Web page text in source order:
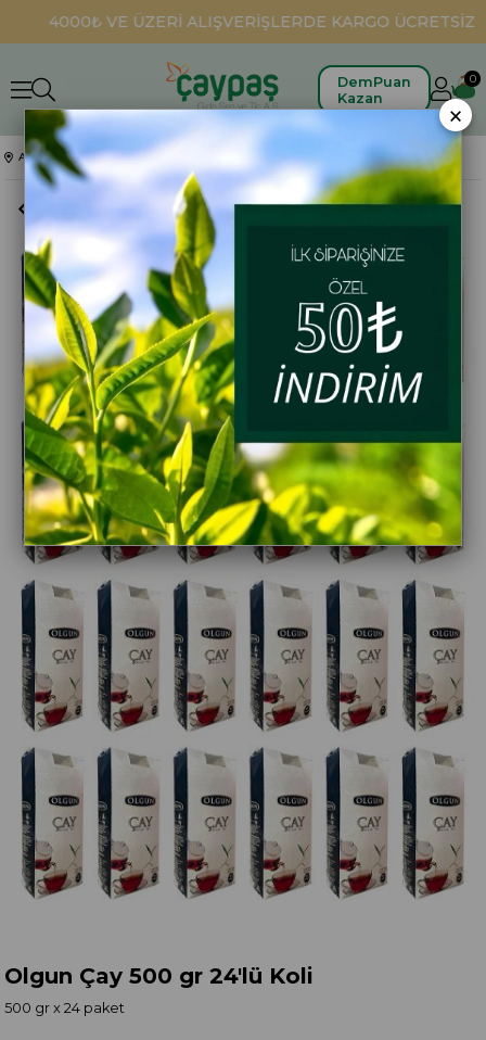
4000₺ VE ÜZERİ ALIŞVERİŞLERDE KARGO ÜCRETSİZ
DemPuan
Kazan
0
Anasayfa Dökme Paketli Kuru Çaylar Olgun Çay 500 gr 24'lü Koli
Olgun Çay 500 gr 24'lü Koli
500 gr x 24 paket
×